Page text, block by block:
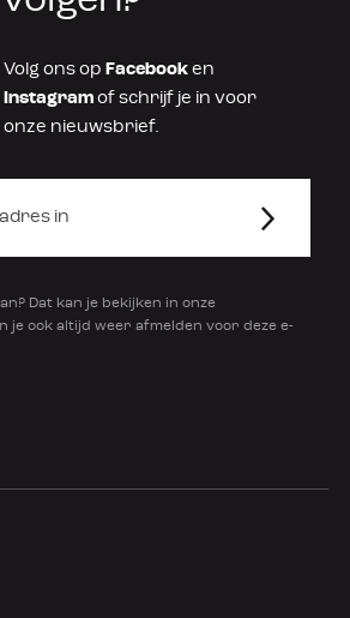
Volg ons op Facebook en
Instagram of schrijf je in voor
onze nieuwsbrief.
Dat kan je bekijken in onze
je ook altijd weer afmelden voor deze e-